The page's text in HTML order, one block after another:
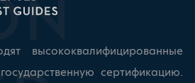
высококвалифицированные
сертификацию.